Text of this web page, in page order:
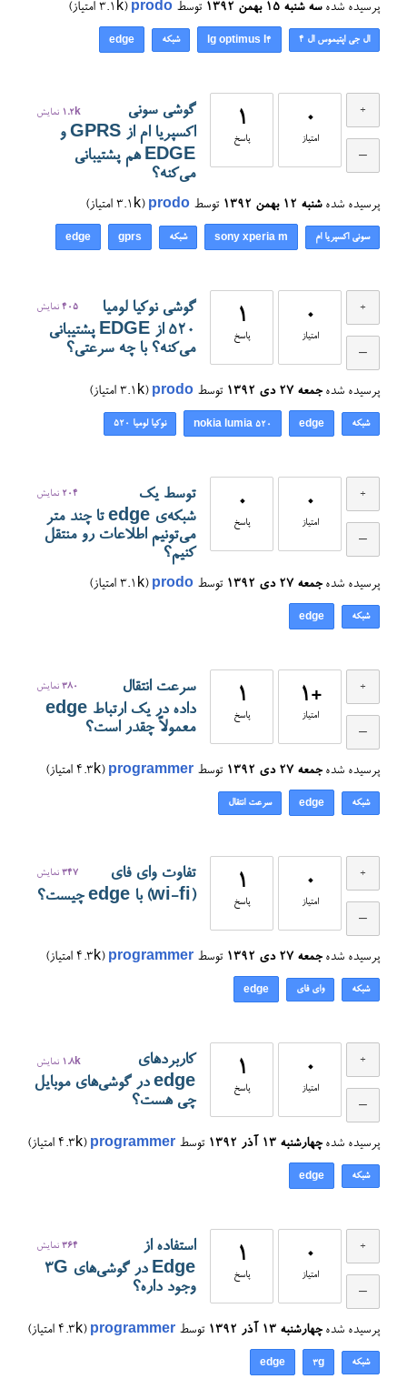
پرسیده شده سه شنبه ۱۵ بهمن ۱۳۹۲ توسط prodo
(
3.1k امتیاز)
ال جی اپتیموس ال ۴ lg optimus l4 شبکه edge
0
امتیاز
1
پاسخ
1.2k نمایش
گوشی سونی
اکسپریا ام از GPRS و
EDGE هم پشتیبانی
می‌کنه؟
پرسیده شده شنبه ۱۲ بهمن ۱۳۹۲ توسط prodo
(
3.1k امتیاز)
سونی اکسپریا ام sony xperia m شبکه gprs
edge
0
امتیاز
1
پاسخ
405 نمایش
گوشی نوکیا لومیا
۵۲۰ از EDGE پشتیبانی
می‌کنه؟ با چه سرعتی؟
پرسیده شده جمعه ۲۷ دی ۱۳۹۲ توسط prodo
(
3.1k امتیاز)
شبکه edge
nokia lumia 520 نوکیا لومیا ۵۲۰
0
امتیاز
0
پاسخ
204 نمایش
توسط یک
شبکه‌ی edge تا چند متر
می‌تونیم اطلاعات رو منتقل
کنیم؟
پرسیده شده جمعه ۲۷ دی ۱۳۹۲ توسط prodo
(
3.1k امتیاز)
شبکه edge
+1
امتیاز
1
پاسخ
380 نمایش
سرعت انتقال
داده در یک ارتباط edge
معمولاً چقدر است؟
پرسیده شده جمعه ۲۷ دی ۱۳۹۲ توسط programmer
(
4.3k امتیاز)
شبکه edge سرعت انتقال
0
امتیاز
1
پاسخ
347 نمایش
تفاوت وای فای
(wi-fi) با edge چیست؟
پرسیده شده جمعه ۲۷ دی ۱۳۹۲ توسط programmer
(
4.3k امتیاز)
شبکه وای فای edge
0
امتیاز
1
پاسخ
1.8k نمایش
کاربردهای
edge در گوشی‌های موبایل
چی هست؟
پرسیده شده چهارشنبه ۱۳ آذر ۱۳۹۲ توسط programmer
(
4.3k امتیاز)
شبکه edge
0
امتیاز
1
پاسخ
364 نمایش
استفاده از
Edge در گوشی‌های 3G
وجود داره؟
پرسیده شده چهارشنبه ۱۳ آذر ۱۳۹۲ توسط programmer
(
4.3k امتیاز)
شبکه 3g
edge